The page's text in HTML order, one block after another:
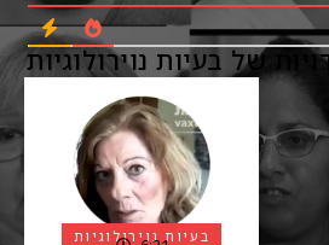
של בעיות נוירולוגיות
בעיות נוירולוגיות